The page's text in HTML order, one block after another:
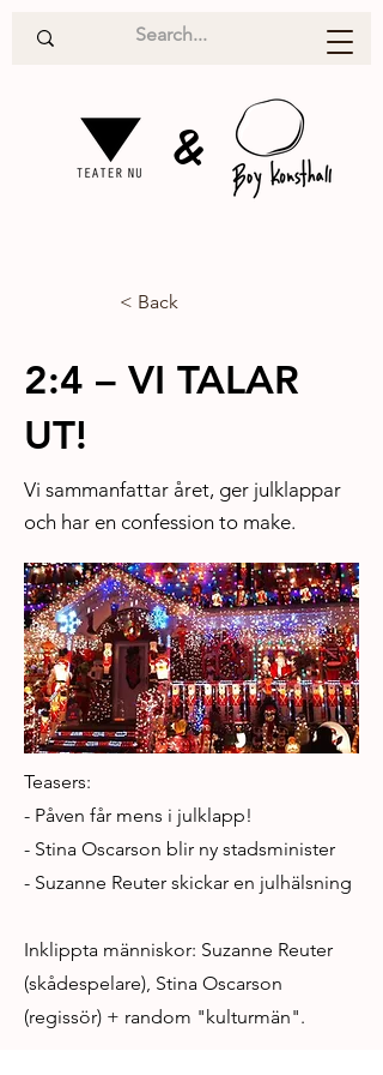
&
< Back
2:4 – VI TALAR
UT!
Vi sammanfattar året, ger julklappar
och har en confession to make.
Teasers:
- Påven får mens i julklapp!
- Stina Oscarson blir ny stadsminister
- Suzanne Reuter skickar en julhälsning
Inklippta människor: Suzanne Reuter
(skådespelare), Stina Oscarson
(regissör) + random "kulturmän".